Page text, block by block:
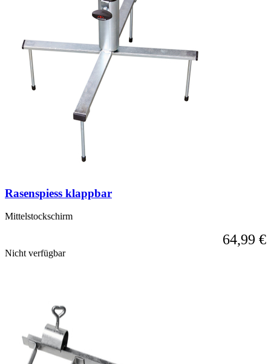
Rasenspiess klappbar
Mittelstockschirm
64,99 €
Nicht verfügbar